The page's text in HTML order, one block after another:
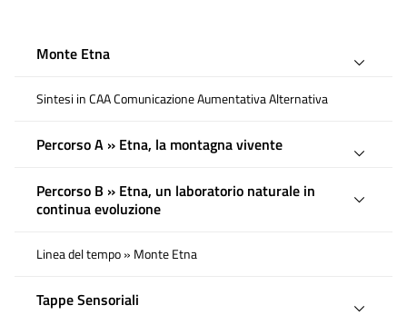
Monte Etna
Sintesi in CAA Comunicazione Aumentativa Alternativa
Percorso A » Etna, la montagna vivente
Percorso B » Etna, un laboratorio naturale in
continua evoluzione
Linea del tempo » Monte Etna
Tappe Sensoriali